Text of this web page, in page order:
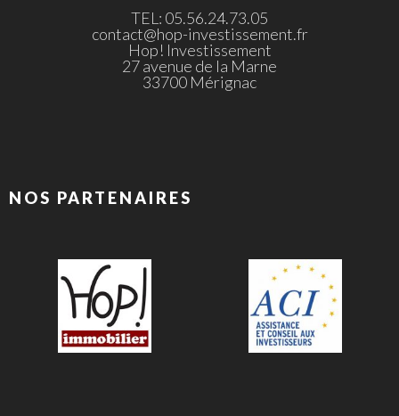
TEL: 05.56.24.73.05
contact@hop-investissement.fr
Hop! Investissement
27 avenue de la Marne
33700 Mérignac
NOS PARTENAIRES